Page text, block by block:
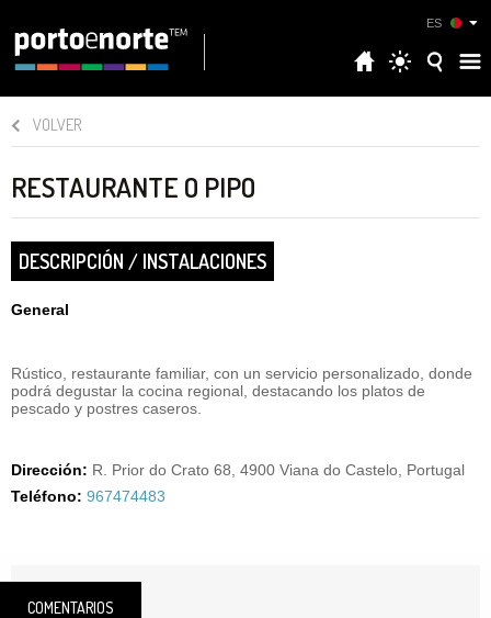
ES
VOLVER
RESTAURANTE O PIPO
DESCRIPCIÓN / INSTALACIONES
General
Rústico, restaurante familiar, con un servicio personalizado, donde
podrá degustar la cocina regional, destacando los platos de
pescado y postres caseros.
Dirección: R. Prior do Crato 68, 4900 Viana do Castelo, Portugal
Teléfono: 967474483
COMENTARIOS